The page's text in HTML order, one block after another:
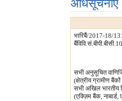
अधिसूचनाएं
भारिबैं/2017-18/
सभी अनुसूचित
(क्षेत्रीय ग्रामीण
सभी अखिल भारतीय
(एक्ज़िम बैंक, नाबार्ड,